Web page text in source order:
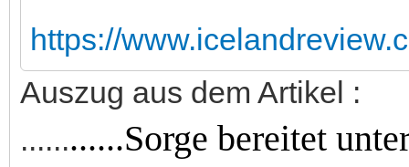
https://
Auszug aus dem Artikel :
............Sorge bereitet